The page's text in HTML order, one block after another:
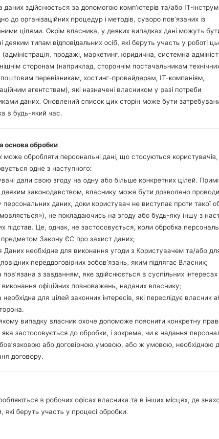
SM-
Модель та її характеристики
SamsungSM-T555
Травень, 2015
7.5 міліметрів (0.3 дюйма)
242.5 x 166.8 міліметрів
453 грам (15.98 унції)
Android Nougat 7.1.1
Апаратне забезпечення
1200MHz ARM Cortex -A53
Чотирьохядерний
2GB
16/32GB
microSD, microSDHC,
Мережа та дані
HSPDA 850/900/1900/
LTE 800 (B20), LTE 850 (B5),
2600 (B7)
9.7 дюйма (~72%
TN-TFT LCD
768 x 1024 пікселів (~132
даних здійснюється за допомогою комп’ютерів та/або ІТ-
до організаційних процедур і методів, суворо пов’язаних із
цілями. Окрім власника, у деяких випадках дані можуть
деяким типам відповідальних осіб, які беруть участь у роботі
(адміністрація, продажі, маркетинг, юридична, системна
сторонам (наприклад, стороннім постачальникам
перевізникам, хостинг-провайдерам, ІТ-компаніям,
агентствам), які назначені власником у разі потреби
даних. Оновлений список цих сторін може бути
в будь-який час.
основа обробки
може обробляти персональні дані, що стосуються
одне з наступного:
дали свою згоду на одну або більше конкретних цілей.
деяким законодавством, власнику може бути дозволено
персональних даних, доки користувач не виступає проти такої
не покладаючись на згоду або будь-яку іншу з
підстав. Це, однак, не застосовується, коли обробка
предметом Закону ЄС про захист даних;
Даних необхідне для виконання угоди з Користувачем та/або
переддоговірних зобов’язань, яким підлягає Власник;
пов’язана з завданням, яке здійснюється в суспільних
виконання офіційних повноважень, наданих власнику;
необхідна для цілей законних інтересів, які переслідує власник
випадку власник охоче допоможе пояснити конкретну
застосовується до обробки, і зокрема, чи є надання
або договірною умовою, або ж умовою, необхідною
договору.
в робочих офісах власника та в інших місцях, де
які беруть участь у процесі обробки.